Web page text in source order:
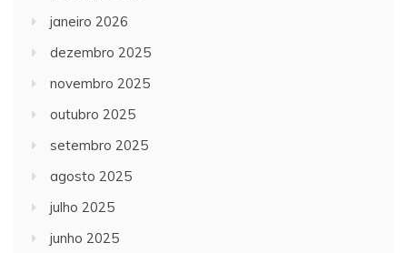
janeiro 2026
dezembro 2025
novembro 2025
outubro 2025
setembro 2025
agosto 2025
julho 2025
junho 2025